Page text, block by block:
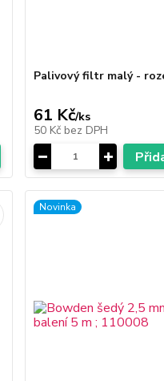
Palivový filtr malý -
61 Kč/ks
50 Kč bez DPH
Novinka